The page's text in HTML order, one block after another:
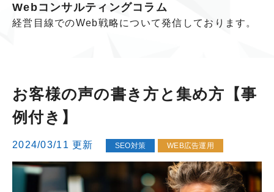
Webコンサルティングコラム
経営目線でのWeb戦略について発信しております。
お客様の声の書き方と集め方【事
例付き】
2024/03/11 更新 SEO対策 WEB広告運用